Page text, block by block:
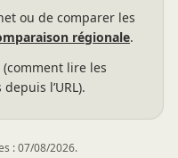
ou de comparer les
régionale.
(comment lire les
l’URL).
: 07/08/2026.